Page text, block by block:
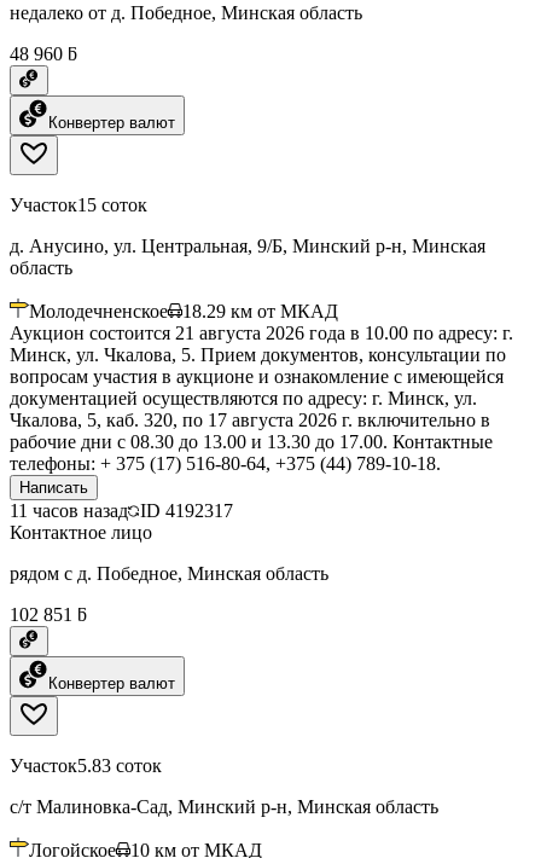
недалеко от д. Победное, Минская область
48 960 ƃ
Конвертер валют
Участок15 соток
д. Анусино, ул. Центральная, 9/Б, Минский р-н, Минская
область
Молодечненское 18.29 км от МКАД
Аукцион состоится 21 августа 2026 года в 10.00 по адресу: г.
Минск, ул. Чкалова, 5. Прием документов, консультации по
вопросам участия в аукционе и ознакомление с имеющейся
документацией осуществляются по адресу: г. Минск, ул.
Чкалова, 5, каб. 320, по 17 августа 2026 г. включительно в
рабочие дни с 08.30 до 13.00 и 13.30 до 17.00. Контактные
телефоны: + 375 (17) 516-80-64, +375 (44) 789-10-18.
Написать
11 часов назад ID 4192317
Контактное лицо
рядом с д. Победное, Минская область
102 851 ƃ
Конвертер валют
Участок5.83 соток
с/т Малиновка-Сад, Минский р-н, Минская область
Логойское 10 км от МКАД